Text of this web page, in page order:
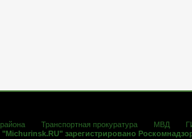
Транспортная прокуратура МВД
"Michurinsk.RU" зарегистрировано